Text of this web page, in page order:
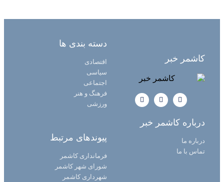
کاشمر خبر
دسته بندی ها
اقتصادی
سیاسی
اجتماعی
فرهنگ و هنر
ورزشی
درباره کاشمر خبر
درباره ما
تماس با ما
پیوندهای مرتبط
فرمانداری کاشمر
شورای شهر کاشمر
شهرداری کاشمر